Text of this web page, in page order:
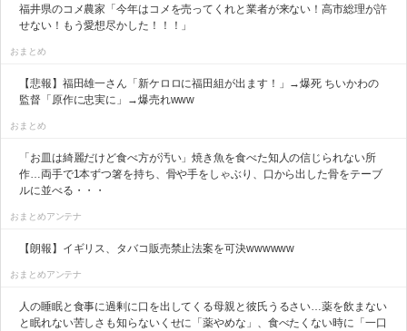
福井県のコメ農家「今年はコメを売ってくれと業者が来ない！高市総理が許
せない！もう愛想尽かした！！！」
おまとめ
【悲報】福田雄一さん「新ケロロに福田組が出ます！」→爆死 ちいかわの
監督「原作に忠実に」→爆売れwww
おまとめ
「お皿は綺麗だけど食べ方が汚い」焼き魚を食べた知人の信じられない所
作…両手で1本ずつ箸を持ち、骨や手をしゃぶり、口から出した骨をテーブ
ルに並べる・・・
おまとめアンテナ
【朗報】イギリス、タバコ販売禁止法案を可決wwwwww
おまとめアンテナ
人の睡眠と食事に過剰に口を出してくる母親と彼氏うるさい…薬を飲まない
と眠れない苦しさも知らないくせに「薬やめな」、食べたくない時に「一口